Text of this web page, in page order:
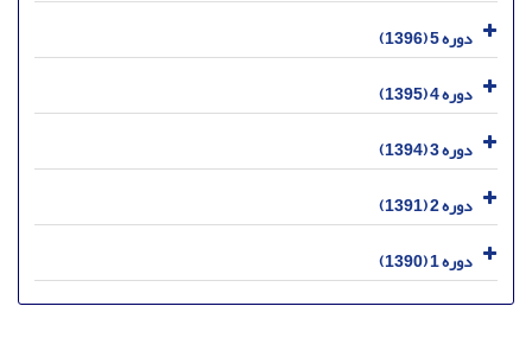
دوره 5 (1396)
دوره 4 (1395)
دوره 3 (1394)
دوره 2 (1391)
دوره 1 (1390)